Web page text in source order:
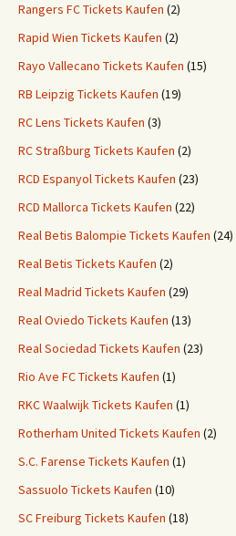
Rangers FC Tickets Kaufen (2)
Rapid Wien Tickets Kaufen (2)
Rayo Vallecano Tickets Kaufen (15)
RB Leipzig Tickets Kaufen (19)
RC Lens Tickets Kaufen (3)
RC Straßburg Tickets Kaufen (2)
RCD Espanyol Tickets Kaufen (23)
RCD Mallorca Tickets Kaufen (22)
Real Betis Balompie Tickets Kaufen (24)
Real Betis Tickets Kaufen (2)
Real Madrid Tickets Kaufen (29)
Real Oviedo Tickets Kaufen (13)
Real Sociedad Tickets Kaufen (23)
Rio Ave FC Tickets Kaufen (1)
RKC Waalwijk Tickets Kaufen (1)
Rotherham United Tickets Kaufen (2)
S.C. Farense Tickets Kaufen (1)
Sassuolo Tickets Kaufen (10)
SC Freiburg Tickets Kaufen (18)